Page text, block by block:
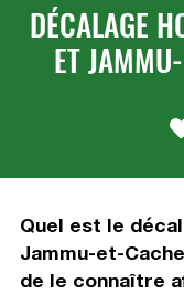
DÉCALAGE
ET
Quel est le
Jammu-et-
de le connaître